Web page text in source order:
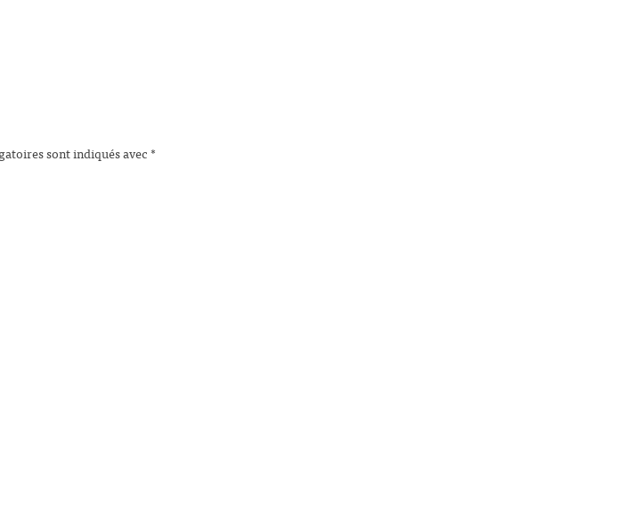
sont indiqués avec*